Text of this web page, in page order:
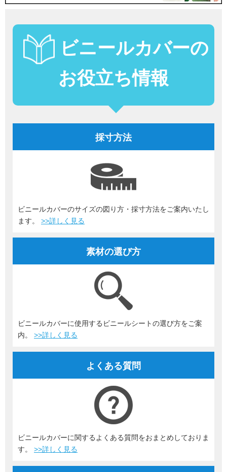
ビニールカバーの
お役立ち情報
採寸方法
ビニールカバーのサイズの図り方・採寸方法をご案内いたし
ます。 >>詳しく見る
素材の選び方
ビニールカバーに使用するビニールシートの選び方をご案
内。 >>詳しく見る
よくある質問
ビニールカバーに関するよくある質問をおまとめしておりま
す。 >>詳しく見る